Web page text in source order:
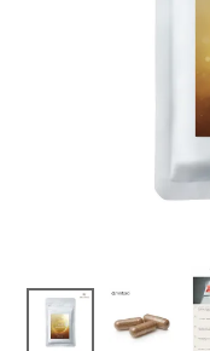
美容・コスメ・香水